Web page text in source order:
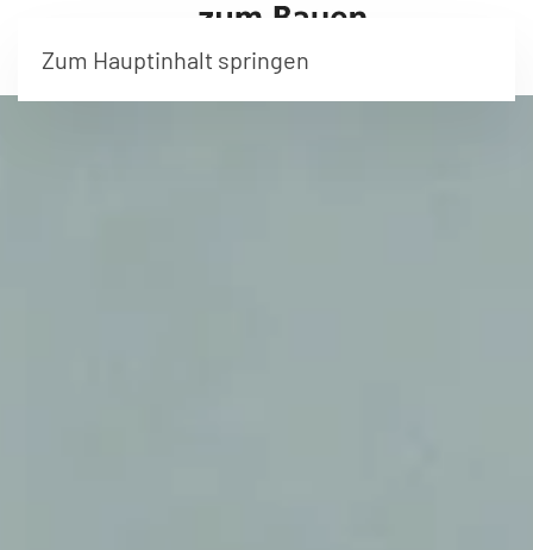
Zum Hauptinhalt springen